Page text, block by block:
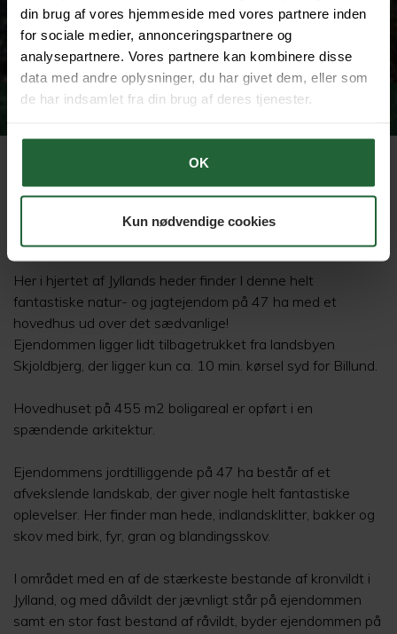
din brug af vores hjemmeside med vores partnere inden
for sociale medier, annonceringspartnere og
analysepartnere. Vores partnere kan kombinere disse
data med andre oplysninger, du har givet dem, eller som
de har indsamlet fra din brug af deres tjenester.
OK
Kun nødvendige cookies
Naturejendom 47 ha m. fantastisk
bolig - Billund
Grønnegade 11, 6623 Vorbasse
Her i hjertet af Jyllands heder finder I denne helt
fantastiske natur- og jagtejendom på 47 ha med et
hovedhus ud over det sædvanlige!
Ejendommen ligger lidt tilbagetrukket fra landsbyen
Skjoldbjerg, der ligger kun ca. 10 min. kørsel syd for Billund.
Hovedhuset på 455 m2 boligareal er opført i en
spændende arkitektur.
Ejendommens jordtilliggende på 47 ha består af et
afvekslende landskab, der giver nogle helt fantastiske
oplevelser. Her finder man hede, indlandsklitter, bakker og
skov med birk, fyr, gran og blandingsskov.
I området med en af de stærkeste bestande af kronvildt i
Jylland, og med dåvildt der jævnligt står på ejendommen
samt en stor fast bestand af råvildt, byder ejendommen på